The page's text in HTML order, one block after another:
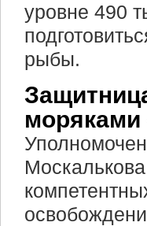
уровне 490
рыбы.
моряками